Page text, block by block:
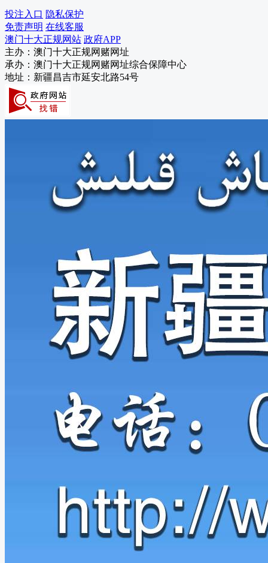
气象局
消防救援局
残联
机关事务管理局
信访局
数字化发展局
投注入口 隐私保护
免责声明 在线客服
澳门十大正规网站 政府APP
主办：澳门十大正规网赌网址
承办：澳门十大正规网赌网址综合保障中心
地址：新疆昌吉市延安北路54号